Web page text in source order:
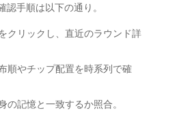
手順は以下の通り。
クリックし、直近のラウンド詳
順やチップ配置を時系列で確
の記憶と一致するか照合。